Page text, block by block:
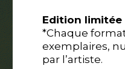
Edition limitée
*Chaque
exemplaires,
par l’artiste.
Edition limitée
*Chaque
exemplaires,
par l’artiste.